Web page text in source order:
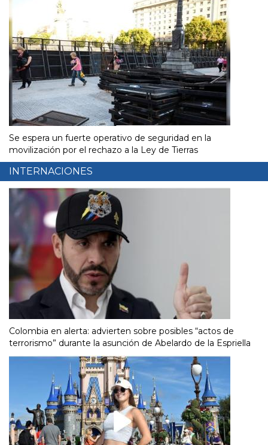
Se espera un fuerte operativo de seguridad en la
movilización por el rechazo a la Ley de Tierras
INTERNACIONES
Colombia en alerta: advierten sobre posibles “actos de
terrorismo” durante la asunción de Abelardo de la Espriella